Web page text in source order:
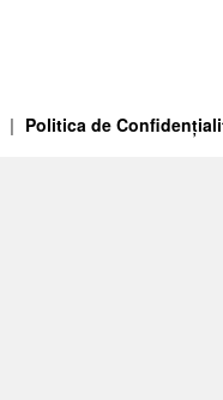
Politica de